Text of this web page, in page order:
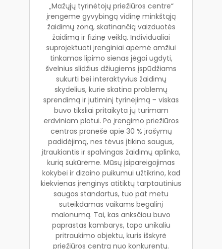
„Mažųjų tyrinėtojų priežiūros centre“
įrengėme gyvybingą vidinę minkštąją
žaidimų zoną, skatinančią vaizduotės
žaidimą ir fizinę veiklą. Individualiai
suprojektuoti įrenginiai apėmė amžiui
tinkamas lipimo sienas jėgai ugdyti,
švelnius slidžius džiugiems įspūdžiams
sukurti bei interaktyvius žaidimų
skydelius, kurie skatina problemų
sprendimą ir jutiminį tyrinėjimą – viskas
buvo tiksliai pritaikyta jų turimam
erdviniam plotui. Po įrengimo priežiūros
centras pranešė apie 30 % įrašymų
padidėjimą, nes tėvus įtikino saugus,
įtraukiantis ir spalvingas žaidimų aplinka,
kurią sukūrėme. Mūsų įsipareigojimas
kokybei ir dizaino puikumui užtikrino, kad
kiekvienas įrenginys atitiktų tarptautinius
saugos standartus, tuo pat metu
suteikdamas vaikams begalinį
malonumą. Tai, kas anksčiau buvo
paprastas kambarys, tapo unikaliu
pritraukimo objektu, kuris išskyrė
priežiūros centrą nuo konkurentų.